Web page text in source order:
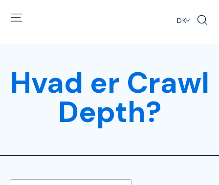
DK
Hvad er Crawl
Depth?